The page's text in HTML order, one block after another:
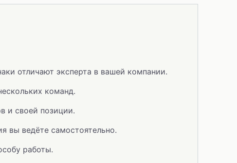
отличают эксперта в вашей компании.
команд.
и своей позиции.
вы ведёте самостоятельно.
работы.